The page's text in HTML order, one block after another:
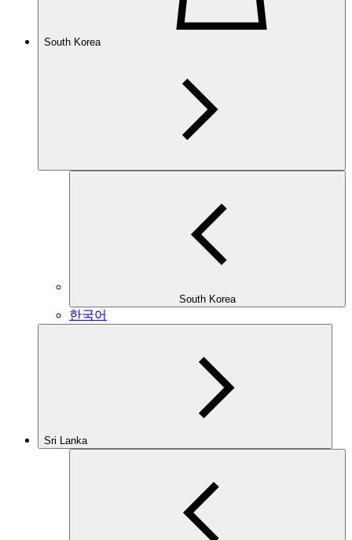
South Korea
South Korea
한국어
Sri Lanka